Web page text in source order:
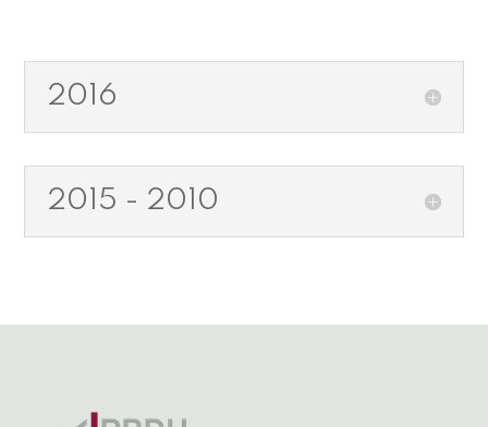
2016
2015 - 2010